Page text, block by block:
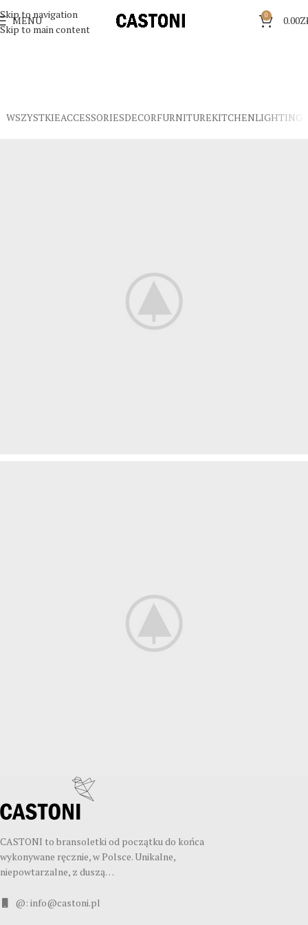
Skip to navigation
Skip to main content
MENU 0 0.00
WSZYSTKIEACCESSORIESDECORFURNITUREKITCHENLIGHTING
Accessories
Potenti parturient parturie
CASTONI to bransoletki od początku do końca
wykonywane ręcznie, w Polsce. Unikalne,
niepowtarzalne, z duszą…
@: info@castoni.pl